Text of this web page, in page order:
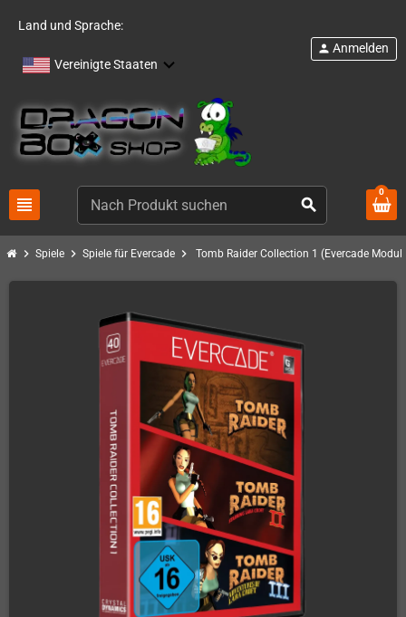
Land und Sprache:
Vereinigte Staaten
view_headline search
person Anmelden
0
chevron_right Spiele chevron_right Spiele für Evercade chevron_right Tomb Raider Collection 1 (Evercade Modul